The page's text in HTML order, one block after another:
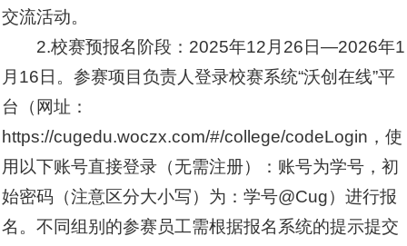
交流活动。
2.校赛预报名阶段：2025年12月26日—2026年1
月16日。参赛项目负责人登录校赛系统“沃创在线”平
台（网址：
https://cugedu.woczx.com/#/college/codeLogin，使
用以下账号直接登录（无需注册）：账号为学号，初
始密码（注意区分大小写）为：学号@Cug）进行报
名。不同组别的参赛员工需根据报名系统的提示提交